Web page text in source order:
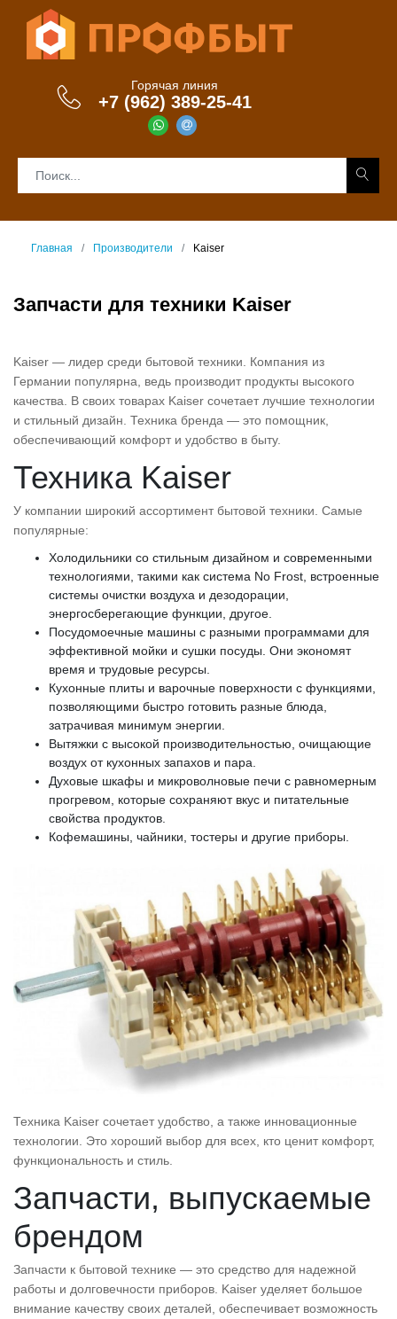
Горячая линия
+7 (962) 389-25-41
Главная Производители Kaiser
Запчасти для техники Kaiser
Kaiser — лидер среди бытовой техники. Компания из
Германии популярна, ведь производит продукты высокого
качества. В своих товарах Kaiser сочетает лучшие технологии
и стильный дизайн. Техника бренда — это помощник,
обеспечивающий комфорт и удобство в быту.
Техника Kaiser
У компании широкий ассортимент бытовой техники. Самые
популярные:
Холодильники со стильным дизайном и современными
технологиями, такими как система No Frost, встроенные
системы очистки воздуха и дезодорации,
энергосберегающие функции, другое.
Посудомоечные машины с разными программами для
эффективной мойки и сушки посуды. Они экономят
время и трудовые ресурсы.
Кухонные плиты и варочные поверхности с функциями,
позволяющими быстро готовить разные блюда,
затрачивая минимум энергии.
Вытяжки с высокой производительностью, очищающие
воздух от кухонных запахов и пара.
Духовые шкафы и микроволновые печи с равномерным
прогревом, которые сохраняют вкус и питательные
свойства продуктов.
Кофемашины, чайники, тостеры и другие приборы.
Техника Kaiser сочетает удобство, а также инновационные
технологии. Это хороший выбор для всех, кто ценит комфорт,
функциональность и стиль.
Запчасти, выпускаемые
брендом
Запчасти к бытовой технике — это средство для надежной
работы и долговечности приборов. Kaiser уделяет большое
внимание качеству своих деталей, обеспечивает возможность